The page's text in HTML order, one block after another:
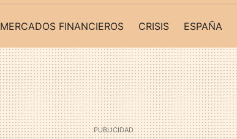
MERCADOS FINANCIEROS CRISIS ESPAÑA